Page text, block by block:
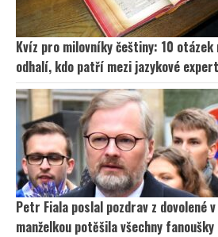
Kvíz pro milovníky češtiny: 10 otázek
odhalí, kdo patří mezi jazykové
Petr Fiala poslal pozdrav z dovolené
manželkou potěšila všechny fanoušky